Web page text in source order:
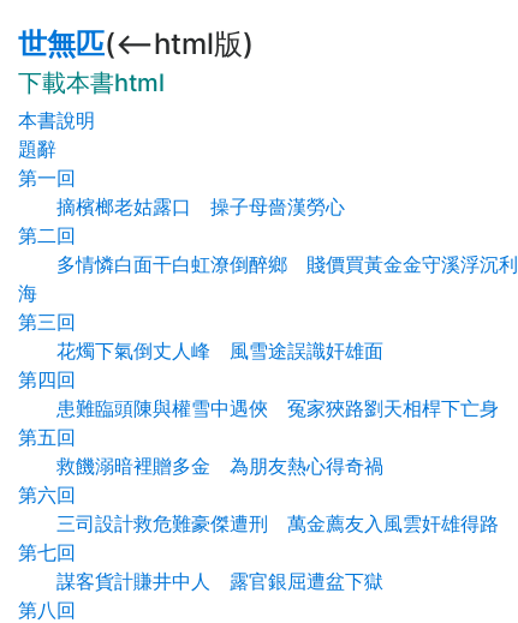
世無匹(<--html版)
下載本書html
本書說明
題辭
第一回
摘檳榔老姑露口 操子母嗇漢勞心
第二回
多情憐白面干白虹潦倒醉鄉 賤價買黃金金守溪浮沉利
海
第三回
花燭下氣倒丈人峰 風雪途誤識奸雄面
第四回
患難臨頭陳與權雪中遇俠 冤家狹路劉天相桿下亡身
第五回
救饑溺暗裡贈多金 為朋友熱心得奇禍
第六回
三司設計救危難豪傑遭刑 萬金薦友入風雲奸雄得路
第七回
謀客貨計賺井中人 露官銀屈遭盆下獄
第八回